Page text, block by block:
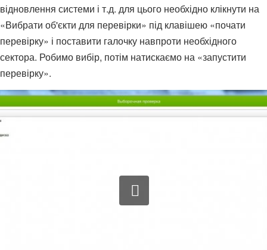
відновлення системи і т.д. для цього необхідно клікнути на
«Вибрати об'єкти для перевірки» під клавішею «почати
перевірку» і поставити галочку навпроти необхідного
сектора. Робимо вибір, потім натискаємо на «запустити
перевірку».